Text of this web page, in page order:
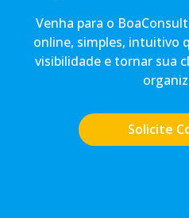
Venha para o
online, simples, intuitivo
visibilidade e tornar sua
Solicite